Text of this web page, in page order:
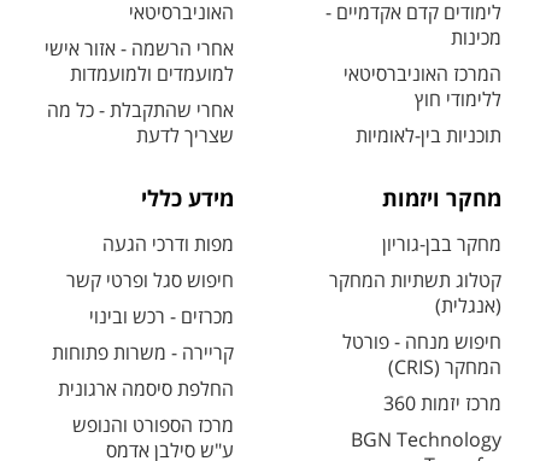
לימודים קדם אקדמיים -
מכינות
המרכז האוניברסיטאי
ללימודי חוץ
תוכניות בין-לאומיות
האוניברסיטאי
אחרי הרשמה - אזור אישי
למועמדים ולמועמדות
אחרי שהתקבלת - כל מה
שצריך לדעת
מחקר ויזמות
מחקר בבן-גוריון
קטלוג תשתיות המחקר
(אנגלית)
חיפוש מנחה - פורטל
המחקר (CRIS)
מרכז יזמות 360
BGN Technology
מידע כללי
מפות ודרכי הגעה
חיפוש סגל ופרטי קשר
מכרזים - רכש ובינוי
קריירה - משרות פתוחות
החלפת סיסמה ארגונית
מרכז הספורט והנופש
ע"ש סילבן אדמס